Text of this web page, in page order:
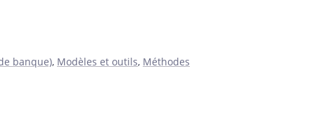
banque), Modèles et outils, Méthodes